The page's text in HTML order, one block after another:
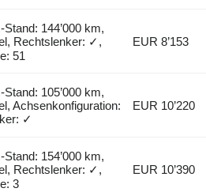
144’000 km,
Rechtslenker: ✓,
51
EUR 8’153
105’000 km,
Achsenkonfiguration:
✓
EUR 10’220
154’000 km,
Rechtslenker: ✓,
3
EUR 10’390